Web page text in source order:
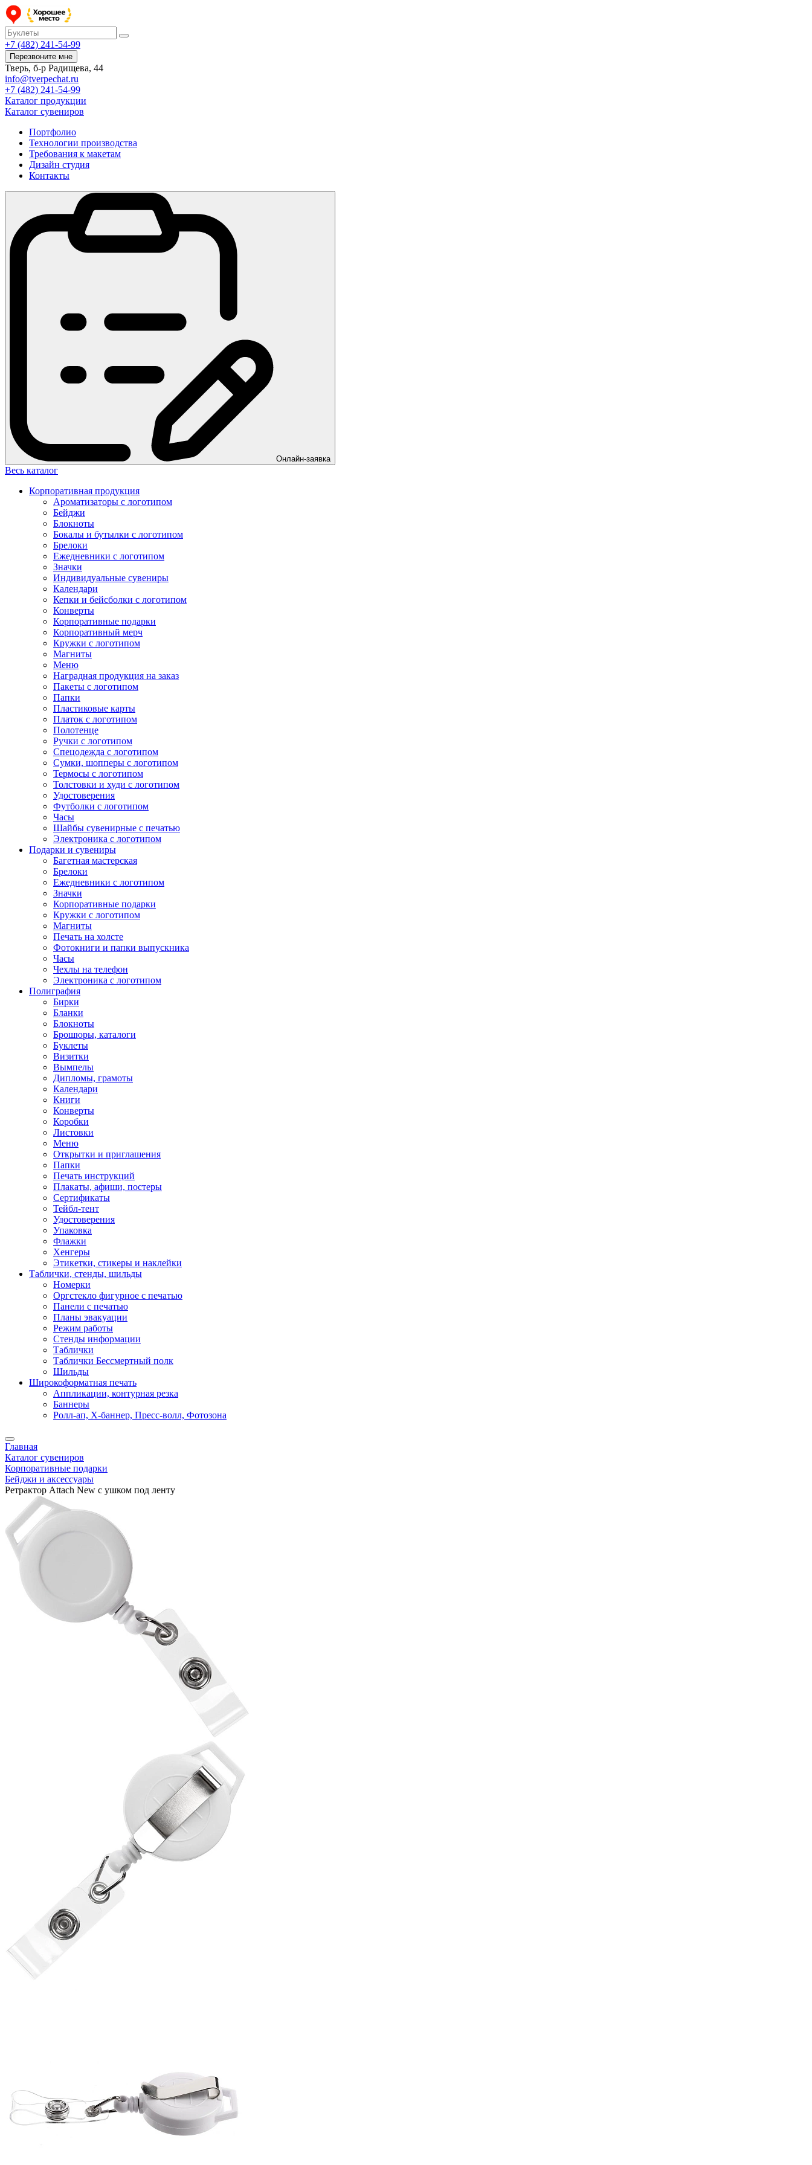
+7 (482) 241-54-99
Перезвоните мне
Тверь, б-р Радищева, 44
info@tverpechat.ru
+7 (482) 241-54-99
Каталог продукции
Каталог сувениров
Портфолио
Технологии производства
Требования к макетам
Дизайн студия
Контакты
Онлайн-заявка
Весь каталог
Корпоративная продукция
Ароматизаторы с логотипом
Бейджи
Блокноты
Бокалы и бутылки с логотипом
Брелоки
Ежедневники с логотипом
Значки
Индивидуальные сувениры
Календари
Кепки и бейсболки с логотипом
Конверты
Корпоративные подарки
Корпоративный мерч
Кружки с логотипом
Магниты
Меню
Наградная продукция на заказ
Пакеты с логотипом
Папки
Пластиковые карты
Платок с логотипом
Полотенце
Ручки с логотипом
Спецодежда с логотипом
Сумки, шопперы с логотипом
Термосы с логотипом
Толстовки и худи с логотипом
Удостоверения
Футболки с логотипом
Часы
Шайбы сувенирные с печатью
Электроника с логотипом
Подарки и сувениры
Багетная мастерская
Брелоки
Ежедневники с логотипом
Значки
Корпоративные подарки
Кружки с логотипом
Магниты
Печать на холсте
Фотокниги и папки выпускника
Часы
Чехлы на телефон
Электроника с логотипом
Полиграфия
Бирки
Бланки
Блокноты
Брошюры, каталоги
Буклеты
Визитки
Вымпелы
Дипломы, грамоты
Календари
Книги
Конверты
Коробки
Листовки
Меню
Открытки и приглашения
Папки
Печать инструкций
Плакаты, афиши, постеры
Сертификаты
Тейбл-тент
Удостоверения
Упаковка
Флажки
Хенгеры
Этикетки, стикеры и наклейки
Таблички, стенды, шильды
Номерки
Оргстекло фигурное с печатью
Панели с печатью
Планы эвакуации
Режим работы
Стенды информации
Таблички
Таблички Бессмертный полк
Шильды
Широкоформатная печать
Аппликации, контурная резка
Баннеры
Ролл-ап, X-баннер, Пресс-волл, Фотозона
Главная
Каталог сувениров
Корпоративные подарки
Бейджи и аксессуары
Ретрактор Attach New с ушком под ленту